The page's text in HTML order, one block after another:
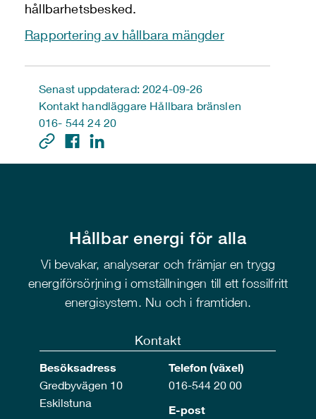
hållbarhetsbesked.
Rapportering av hållbara mängder
Senast uppdaterad: 2024-09-26
Kontakt handläggare Hållbara bränslen
016- 544 24 20
Hållbar energi för alla
Vi bevakar, analyserar och främjar en trygg
energiförsörjning i omställningen till ett fossilfritt
energisystem. Nu och i framtiden.
Kontakt
Besöksadress
Gredbyvägen 10
Eskilstuna
Telefon (växel)
016-544 20 00
E-post